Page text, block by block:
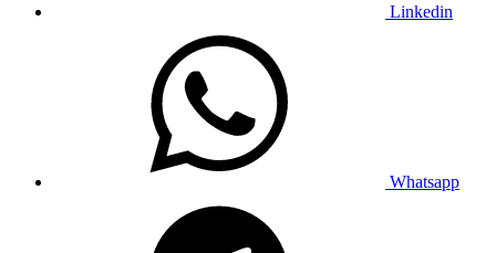
Linkedin
Whatsapp